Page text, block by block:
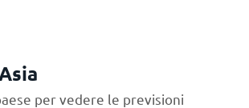
per vedere le previsioni